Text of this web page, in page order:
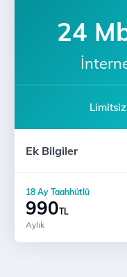
24
Limitsiz
Ek Bilgiler
Katılım için 444 5
18 Ay Taahhütlü
990TL
Aylık